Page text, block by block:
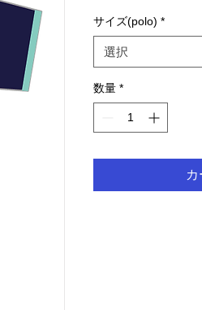
サイズ(polo) *
選択
数量 *